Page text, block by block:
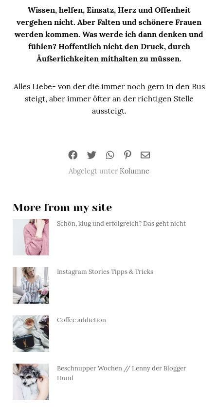
Wissen, helfen, Einsatz, Herz und Offenheit
vergehen nicht. Aber Falten und schönere Frauen
werden kommen. Was werde ich dann denken und
fühlen? Hoffentlich nicht den Druck, durch
Äußerlichkeiten mithalten zu müssen.
Alles Liebe- von der die immer noch gern in den Bus
steigt, aber immer öfter an der richtigen Stelle
aussteigt.
Abgelegt unter Kolumne
More from my site
Schön, klug und erfolgreich? Das geht nicht
Instagram Stories Tipps & Tricks
Coffee addiction
Beschnupper Wochen // Lenny der Blogger
Hund